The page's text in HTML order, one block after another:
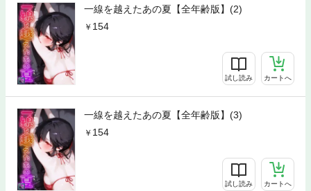
一線を越えたあの夏【全年齢版】(2)
154
試し読み カートへ
一線を越えたあの夏【全年齢版】(3)
154
試し読み カートへ